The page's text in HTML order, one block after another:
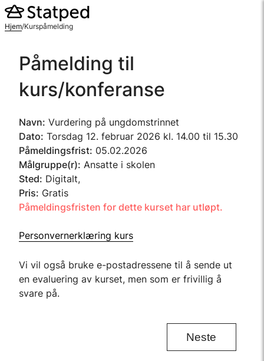
Hopp
til
Hjem/Kurspåmelding
Påmelding til
kurs/konferanse
Navn: Vurdering på ungdomstrinnet
Dato: Torsdag 12. februar 2026 kl. 14.00 til 15.30
Påmeldingsfrist: 05.02.2026
Målgruppe(r): Ansatte i skolen
Sted: Digitalt,
Pris: Gratis
Påmeldingsfristen for dette kurset har utløpt.
Personvernerklæring kurs
Vi vil også bruke e-postadressene til å sende ut
en evaluering av kurset, men som er frivillig å
svare på.